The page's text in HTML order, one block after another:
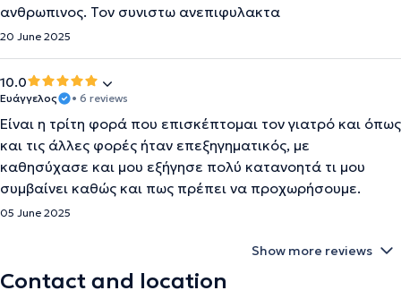
ανθρωπινος. Τον συνιστω ανεπιφυλακτα
20 June 2025
10.0
Ευάγγελος • 6 reviews
Είναι η τρίτη φορά που επισκέπτομαι τον γιατρό και όπως
και τις άλλες φορές ήταν επεξηγηματικός, με
καθησύχασε και μου εξήγησε πολύ κατανοητά τι μου
συμβαίνει καθώς και πως πρέπει να προχωρήσουμε.
05 June 2025
Show more reviews
Contact and location